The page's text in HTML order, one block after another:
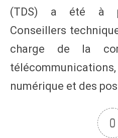
(TDS) a été à
Conseillers
charge de la
numérique et des
0